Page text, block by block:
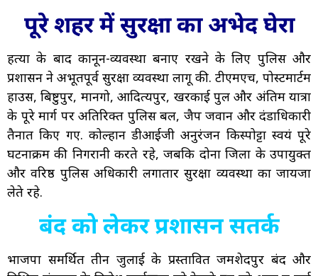
पूरे शहर में सुरक्षा का अभेद घेरा
हत्या के बाद कानून-व्यवस्था बनाए रखने के लिए पुलिस और
प्रशासन ने अभूतपूर्व सुरक्षा व्यवस्था लागू की. टीएमएच, पोस्टमार्टम
हाउस, बिष्टुपुर, मानगो, आदित्यपुर, खरकाई पुल और अंतिम यात्रा
के पूरे मार्ग पर अतिरिक्त पुलिस बल, जैप जवान और दंडाधिकारी
तैनात किए गए. कोल्हान डीआईजी अनुरंजन किस्पोट्टा स्वयं पूरे
घटनाक्रम की निगरानी करते रहे, जबकि दोनों जिलों के उपायुक्त
और वरिष्ठ पुलिस अधिकारी लगातार सुरक्षा व्यवस्था का जायजा
लेते रहे.
बंद को लेकर प्रशासन सतर्क
भाजपा समर्थित तीन जुलाई के प्रस्तावित जमशेदपुर बंद और